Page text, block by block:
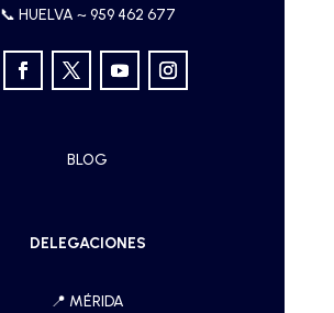
📞 HUELVA ~ 959 462 677
BLOG
DELEGACIONES
📍 MÉRIDA